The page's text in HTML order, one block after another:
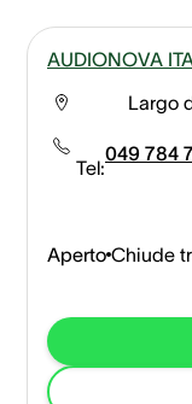
AUDIONOVA
Largo
Tel:
049 784
Aperto Chiude